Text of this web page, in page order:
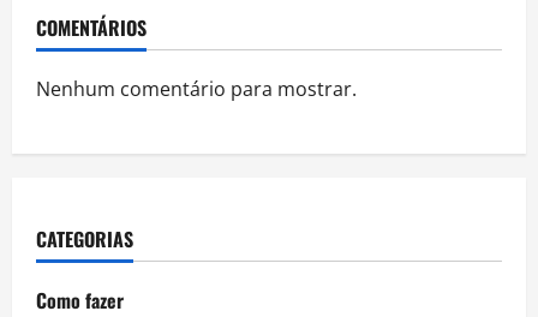
COMENTÁRIOS
Nenhum comentário para mostrar.
CATEGORIAS
Como fazer